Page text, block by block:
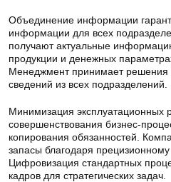
Объединение информации
информации для всех
получают актуальные
продукции и денежных
Менеджмент принимает
сведений из всех подразделений.
Минимизация эксплуатационных
совершенствования бизнес-
копирования обязанностей.
запасы благодаря прецизионному
Цифровизация стандартных
кадров для стратегических задач.